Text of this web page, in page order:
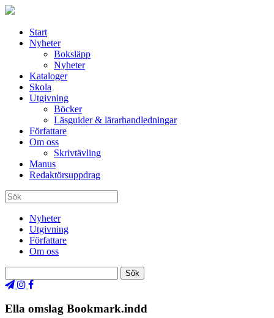
Start
Nyheter
Boksläpp
Nyheter
Kataloger
Skola
Utgivning
Böcker
Läsguider & lärarhandledningar
Författare
Om oss
Skrivtävling
Manus
Redaktörsuppdrag
Nyheter
Utgivning
Författare
Om oss
Ella omslag Bookmark.indd